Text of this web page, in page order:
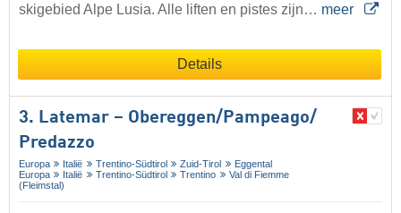
skigebied Alpe Lusia. Alle liften en pistes zijn… meer
Details
3. Latemar – Obereggen/​Pampeago/​
Predazzo
Europa Italië Trentino-Südtirol Zuid-Tirol
Eggental
Europa
Italië Trentino-Südtirol Trentino
Val di Fiemme
(Fleimstal)